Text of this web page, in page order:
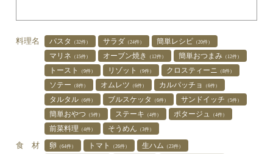
料理名 パスタ （32件） サラダ （24件） 簡単レシピ （20件）
マリネ （15件） オーブン焼き （12件） 簡単おつまみ （12件）
トースト （9件） リゾット （9件） クロスティーニ （8件）
ソテー （8件） オムレツ （6件） カルパッチョ （6件）
タルタル （6件） ブルスケッタ （6件） サンドイッチ （5件）
簡単おやつ （5件） ステーキ （4件） ポタージュ （4件）
前菜料理 （4件） そうめん （3件）
食 材 卵 （64件） トマト （26件） 生ハム （23件）